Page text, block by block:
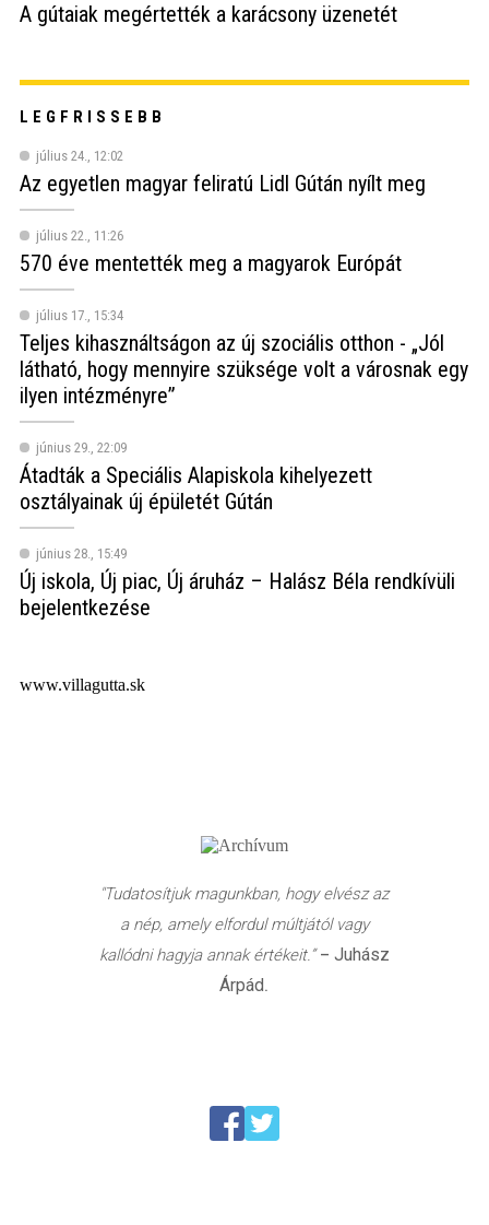
A gútaiak megértették a karácsony üzenetét
LEGFRISSEBB
július 24., 12:02
Az egyetlen magyar feliratú Lidl Gútán nyílt meg
július 22., 11:26
570 éve mentették meg a magyarok Európát
július 17., 15:34
Teljes kihasználtságon az új szociális otthon - „Jól
látható, hogy mennyire szüksége volt a városnak egy
ilyen intézményre”
június 29., 22:09
Átadták a Speciális Alapiskola kihelyezett
osztályainak új épületét Gútán
június 28., 15:49
Új iskola, Új piac, Új áruház – Halász Béla rendkívüli
bejelentkezése
www.villagutta.sk
"Tudatosítjuk magunkban, hogy elvész az
a nép, amely elfordul múltjától vagy
kallódni hagyja annak értékeit.”– Juhász
Árpád.